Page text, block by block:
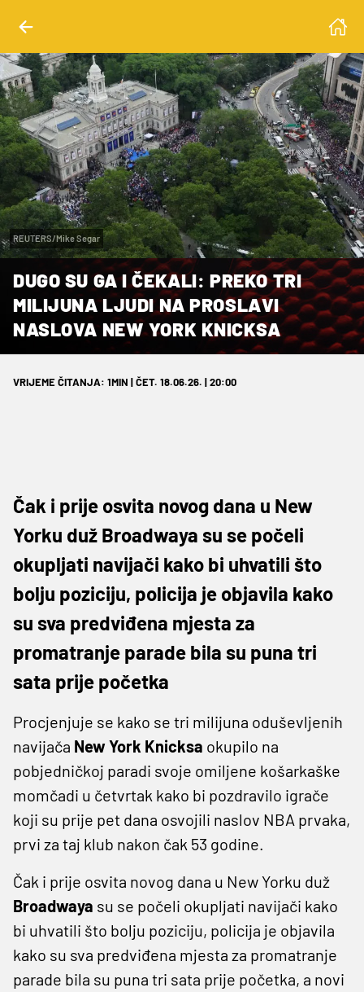
REUTERS/Mike Segar
DUGO SU GA I ČEKALI: PREKO TRI
MILIJUNA LJUDI NA PROSLAVI
NASLOVA NEW YORK KNICKSA
VRIJEME ČITANJA: 1MIN | ČET. 18.06.26. | 20:00
Čak i prije osvita novog dana u New
Yorku duž Broadwaya su se počeli
okupljati navijači kako bi uhvatili što
bolju poziciju, policija je objavila kako
su sva predviđena mjesta za
promatranje parade bila su puna tri
sata prije početka
Procjenjuje se kako se tri milijuna oduševljenih
navijača New York Knicksa okupilo na
pobjedničkoj paradi svoje omiljene košarkaške
momčadi u četvrtak kako bi pozdravilo igrače
koji su prije pet dana osvojili naslov NBA prvaka,
prvi za taj klub nakon čak 53 godine.
Čak i prije osvita novog dana u New Yorku duž
Broadwaya su se počeli okupljati navijači kako
bi uhvatili što bolju poziciju, policija je objavila
kako su sva predviđena mjesta za promatranje
parade bila su puna tri sata prije početka, a novi